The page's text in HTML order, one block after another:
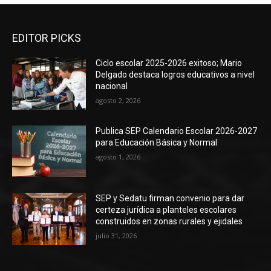
EDITOR PICKS
Ciclo escolar 2025-2026 exitoso; Mario
Delgado destaca logros educativos a nivel
nacional
agosto 2, 2026
Publica SEP Calendario Escolar 2026-2027
para Educación Básica y Normal
agosto 1, 2026
SEP y Sedatu firman convenio para dar
certeza jurídica a planteles escolares
construidos en zonas rurales y ejidales
julio 31, 2026